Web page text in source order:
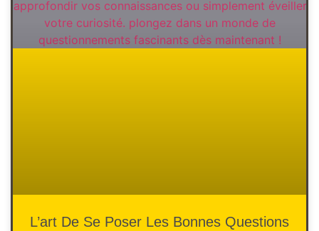
L’art De Se Poser Les Bonnes Questions